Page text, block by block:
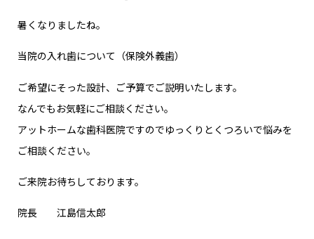
暑くなりましたね。
当院の入れ歯について（保険外義歯）
ご希望にそった設計、ご予算でご説明いたします。
なんでもお気軽にご相談ください。
アットホームな歯科医院ですのでゆっくりとくつろいで悩みを
ご相談ください。
ご来院お待ちしております。
院長 江島信太郎